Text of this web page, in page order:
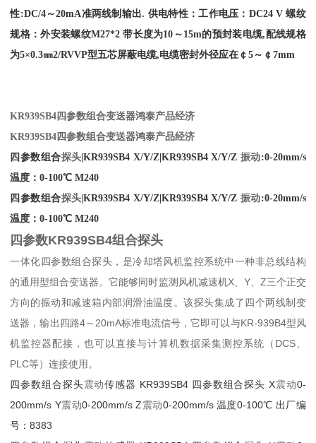
性:DC/4～20mA准两线制输出. 供电特性：工作电压：DC24 V 螺纹
规格：外安装螺纹M27*2 带长度为10～15m的预封装电缆,配线规格
为5×0.3㎜2/RVVP型五芯屏蔽电缆,电缆密封外径应在￠5～￠7mm
KR939SB4四参数组合变送器鸿泰产品经济
KR939SB4四参数组合变送器鸿泰产品经济
四参数组合探头|KR939SB4 X/Y/Z|KR939SB4 X/Y/Z 振动:0-20mm/s
温度：0-100℃ M240
四参数组合探头|KR939SB4 X/Y/Z|KR939SB4 X/Y/Z 振动:0-20mm/s
温度：0-100℃ M240
四参数KR939SB4组合探头
一体化四参数组合探头，是冷却塔风机监控系统中一种非总线结构
的通用型组合变送器。它能够同时监测风机减速机X、Y、Z三个正交
方向的振动和减速箱内部润滑油温度。该探头集成了四个两线制变
送器，输出四路4～20mA标准电流信号，它即可以与KR-939B4型风
机监控器配接，也可以直接与计算机数据采集测控系统（DCS、
PLC等）连接使用。
四参数组合探头震动传感器 KR939SB4 四参数组合探头 X震动0-
200mm/s Y震动0-200mm/s Z震动0-200mm/s 温度0-100℃ 出厂编
号：8383